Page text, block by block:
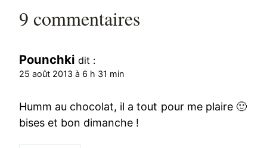
9 commentaires
Pounchki dit :
25 août 2013 à 6 h 31 min
Humm au chocolat, il a tout pour me plaire 🙂
bises et bon dimanche !